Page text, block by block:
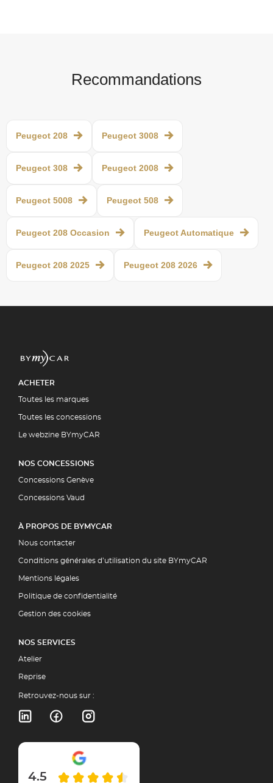
Recommandations
Peugeot 208 Peugeot 3008
Peugeot 308 Peugeot 2008
Peugeot 5008 Peugeot 508
Peugeot 208 Occasion Peugeot Automatique
Peugeot 208 2025 Peugeot 208 2026
ACHETER
Toutes les marques
Toutes les concessions
Le webzine BYmyCAR
NOS CONCESSIONS
Concessions Genève
Concessions Vaud
À PROPOS DE BYMYCAR
Nous contacter
Conditions générales d’utilisation du site BYmyCAR
Mentions légales
Politique de confidentialité
Gestion des cookies
NOS SERVICES
Atelier
Reprise
Retrouvez-nous sur :
4.5